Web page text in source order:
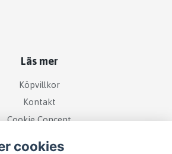
Läs mer
Köpvillkor
Kontakt
Cookie Concent
cookies